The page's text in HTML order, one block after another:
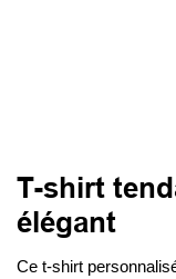
T-shirt
élégant
Ce t-shirt